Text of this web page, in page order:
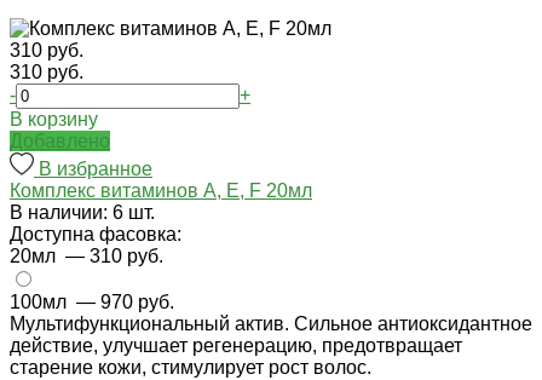
310 руб.
310 руб.
-
+
В корзину
Добавлено
В избранное
Комплекс витаминов А, Е, F 20мл
В наличии: 6 шт.
Доступна фасовка:
20мл — 310 руб.
100мл — 970 руб.
Мультифункциональный актив. Сильное антиоксидантное
действие, улучшает регенерацию, предотвращает
старение кожи, стимулирует рост волос.